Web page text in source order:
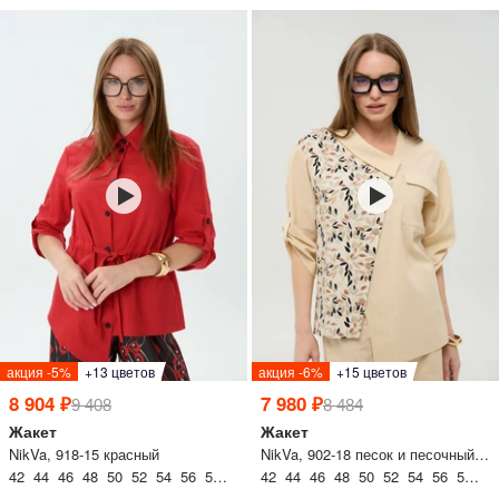
акция -5% +13 цветов
8 904 ₽9 408
Жакет
NikVa, 918-15 красный
42 44 46 48 50 52 54 56 58 60
акция -6% +15 цветов
7 980 ₽8 484
Жакет
NikVa, 902-18 песок и песочный мультиколор
42 44 46 48 50 52 54 56 58 60